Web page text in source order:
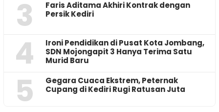
3
Faris Aditama Akhiri Kontrak dengan
Persik Kediri
4
Ironi Pendidikan di Pusat Kota Jombang,
SDN Mojongapit 3 Hanya Terima Satu
Murid Baru
5
‎Gegara Cuaca Ekstrem, Peternak
Cupang di Kediri Rugi Ratusan Juta